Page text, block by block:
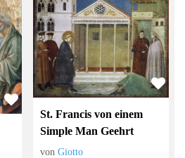
St. Francis von einem
Simple Man Geehrt
vonGiotto